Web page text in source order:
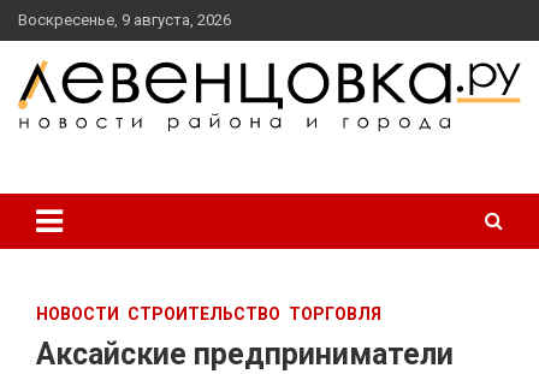
перейти
к
содержанию
Воскресенье, 9 августа, 2026
НОВОСТИ СТРОИТЕЛЬСТВО ТОРГОВЛЯ
Аксайские предприниматели